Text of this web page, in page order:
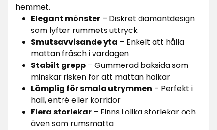
hemmet.
Elegant mönster – Diskret diamantdesign
som lyfter rummets uttryck
Smutsavvisande yta – Enkelt att hålla
mattan fräsch i vardagen
Stabilt grepp – Gummerad baksida som
minskar risken för att mattan halkar
Lämplig för smala utrymmen – Perfekt i
hall, entré eller korridor
Flera storlekar – Finns i olika storlekar och
även som rumsmatta